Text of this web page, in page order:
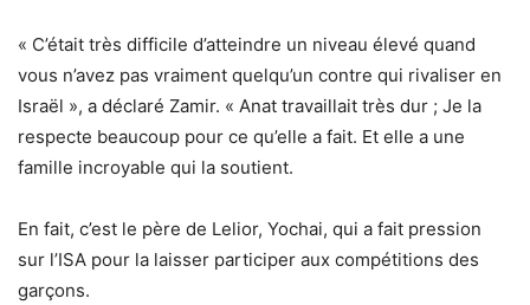
« C’était très difficile d’atteindre un niveau élevé quand
vous n’avez pas vraiment quelqu’un contre qui rivaliser en
Israël », a déclaré Zamir. « Anat travaillait très dur ; Je la
respecte beaucoup pour ce qu’elle a fait. Et elle a une
famille incroyable qui la soutient.
En fait, c’est le père de Lelior, Yochai, qui a fait pression
sur l’ISA pour la laisser participer aux compétitions des
garçons.